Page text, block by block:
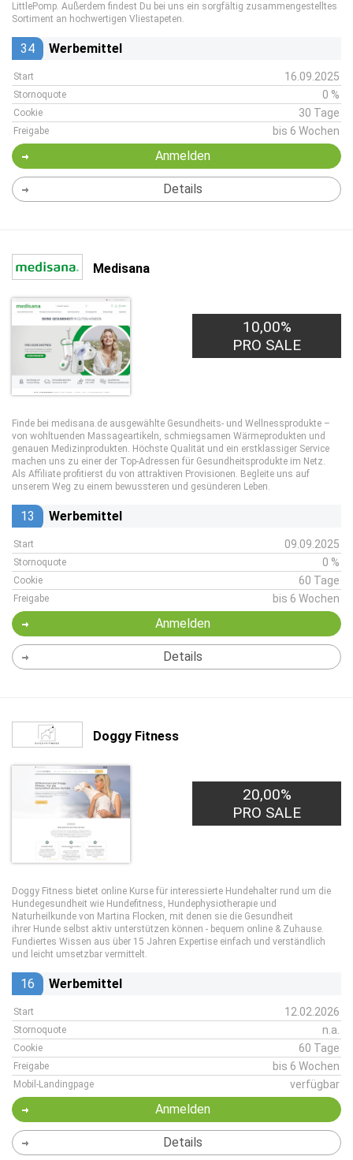
LittlePomp. Außerdem findest Du bei uns ein sorgfältig zusammengestelltes
Sortiment an hochwertigen Vliestapeten.
34 Werbemittel
Start 16.09.2025
Stornoquote 0 %
Cookie 30 Tage
Freigabe bis 6 Wochen
Anmelden
Details
Medisana
10,00%
PRO SALE
Finde bei medisana.de ausgewählte Gesundheits- und Wellnessprodukte –
von wohltuenden Massageartikeln, schmiegsamen Wärmeprodukten und
genauen Medizinprodukten. Höchste Qualität und ein erstklassiger Service
machen uns zu einer der Top-Adressen für Gesundheitsprodukte im Netz.
Als Affiliate profitierst du von attraktiven Provisionen. Begleite uns auf
unserem Weg zu einem bewussteren und gesünderen Leben.
13 Werbemittel
Start 09.09.2025
Stornoquote 0 %
Cookie 60 Tage
Freigabe bis 6 Wochen
Anmelden
Details
Doggy Fitness
20,00%
PRO SALE
Doggy Fitness bietet online Kurse für interessierte Hundehalter rund um die
Hundegesundheit wie Hundefitness, Hundephysiotherapie und
Naturheilkunde von Martina Flocken, mit denen sie die Gesundheit
ihrer Hunde selbst aktiv unterstützen können - bequem online & Zuhause.
Fundiertes Wissen aus über 15 Jahren Expertise einfach und verständlich
und leicht umsetzbar vermittelt.
16 Werbemittel
Start 12.02.2026
Stornoquote n.a.
Cookie 60 Tage
Freigabe bis 6 Wochen
Mobil-Landingpage verfügbar
Anmelden
Details